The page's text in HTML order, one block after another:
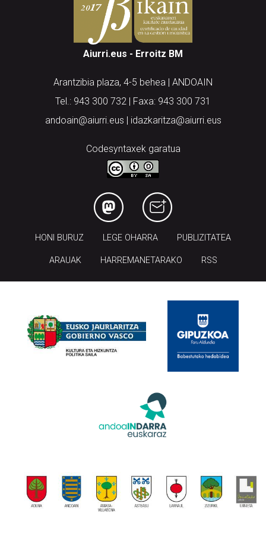
Aiurri.eus - Erroitz BM
Arantzibia plaza, 4-5 behea | ANDOAIN
Tel.: 943 300 732 | Faxa: 943 300 731
andoain@aiurri.eus | idazkaritza@aiurri.eus
Codesyntaxek garatua
HONI BURUZ LEGE OHARRA PUBLIZITATEA
ARAUAK HARREMANETARAKO RSS